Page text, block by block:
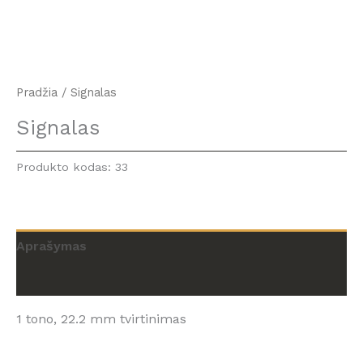
Pradžia / Signalas
Signalas
Produkto kodas: 33
Aprašymas
1 tono, 22.2 mm tvirtinimas